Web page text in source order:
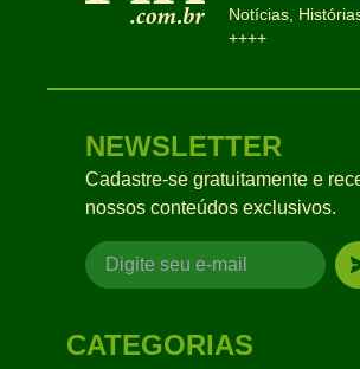
Notícias,
++++
NEWSLETTER
Cadastre-se gratuitamente e
nossos conteúdos exclusivos.
CATEGORIAS